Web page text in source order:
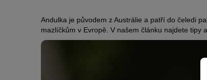
Andulka je původem z Austrálie a patří do čeledi
mazlíčkům v Evropě. V našem článku najdete tipy